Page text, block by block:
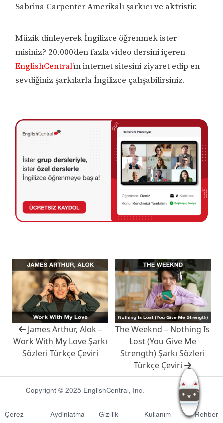
Sabrina Carpenter Amerikalı şarkıcı ve aktristir.
Müzik dinleyerek İngilizce öğrenmek ister
misiniz? 20.000’den fazla video dersini içeren
EnglishCentral’ın internet sitesini ziyaret edip en
sevdiğiniz şarkılarla İngilizce çalışabilirsiniz.
James Arthur, Alok –
Work With My Love Şarkı
Sözleri Türkçe Çeviri
The Weeknd – Nothing Is
Lost (You Give Me
Strength) Şarkı Sözleri
Türkçe Çeviri
Copyright © 2025 EnglishCentral, Inc.
Çerez
Aydinlatma
Gizlilik
Kullanım
Rehber